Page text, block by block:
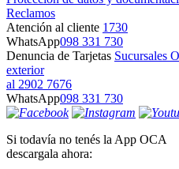
Reclamos
Atención al cliente 1730
WhatsApp098 331 730
Denuncia de Tarjetas Sucursales
exterior
al 2902 7676
WhatsApp098 331 730
Si todavía no tenés la App OCA
descargala ahora: